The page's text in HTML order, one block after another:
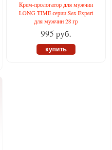
Крем-прологатор для мужчин
LONG TIME серии Sex Expert
для мужчин 28 гр
995 руб.
купить